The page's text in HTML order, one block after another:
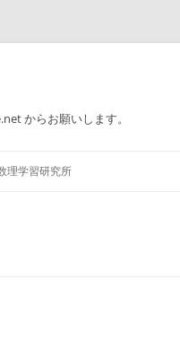
からお願いします。
ン
テ
理学習研究所